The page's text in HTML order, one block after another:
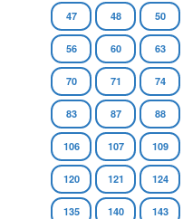
47 48 50
56 60 63
70 71 74
83 87 88
106 107 109
120 121 124
135 140 143